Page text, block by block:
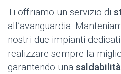
Ti offriamo un servizio di
all’avanguardia.
nostri due impianti
realizzare sempre la
garantendo una